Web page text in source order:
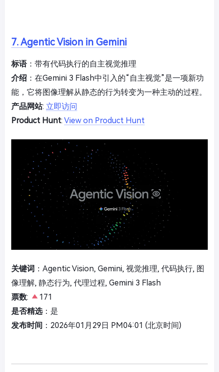
7. Agentic Vision in Gemini
标语：带有代码执行的自主视觉推理
介绍 ：在Gemini 3 Flash中引入的“自主视觉”是一项新功
能，它将图像理解从静态的行为转变为一种主动的过程。
产品网站: 立即访问
Product Hunt: View on Product Hunt
关键词 ：Agentic Vision, Gemini, 视觉推理, 代码执行, 图
像理解, 静态行为, 代理过程, Gemini 3 Flash
票数:
171
是否精选：是
发布时间 ：2026年01月29日 PM04:01 (北京时间)